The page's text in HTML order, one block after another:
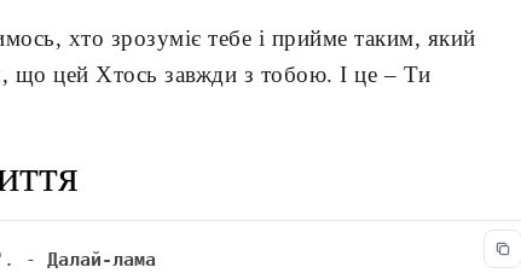
хто зрозуміє тебе і прийме таким, який
що цей Хтось завжди з тобою. І це – Ти
- Далай-лама